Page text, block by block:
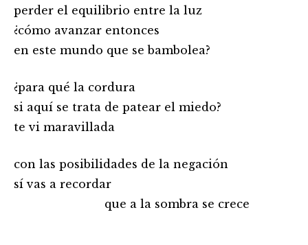
perder el equilibrio entre la luz
¿cómo avanzar entonces
en este mundo que se bambolea?
¿para qué la cordura
si aquí se trata de patear el miedo?
te vi maravillada
con las posibilidades de la negación
sí vas a recordar
que a la sombra se crece